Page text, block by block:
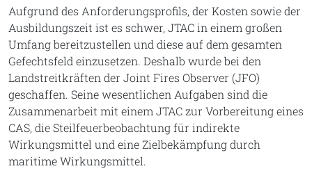
Aufgrund des Anforderungsprofils, der Kosten sowie der
Ausbildungszeit ist es schwer, JTAC in einem großen
Umfang bereitzustellen und diese auf dem gesamten
Gefechtsfeld einzusetzen. Deshalb wurde bei den
Landstreitkräften der Joint Fires Observer (JFO)
geschaffen. Seine wesentlichen Aufgaben sind die
Zusammenarbeit mit einem JTAC zur Vorbereitung eines
CAS, die Steilfeuerbeobachtung für indirekte
Wirkungsmittel und eine Zielbekämpfung durch
maritime Wirkungsmittel.